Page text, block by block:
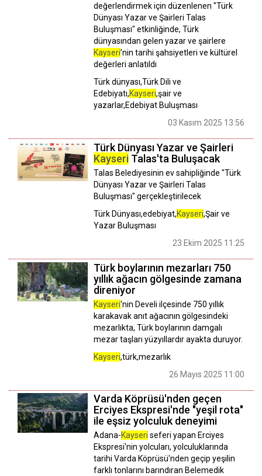
değerlendirmek için düzenlenen "Türk
Dünyası Yazar ve Şairleri Talas
Buluşması" etkinliğinde, Türk
dünyasından gelen yazar ve şairlere
Kayseri’nin tarihi şahsiyetleri ve kültürel
değerleri anlatıldı
Türk dünyası,Türk Dili ve
Edebiyatı,Kayseri,şair ve
yazarlar,Edebiyat Buluşması
03 Kasım 2025 13:56
Türk Dünyası Yazar ve Şairleri
Kayseri Talas'ta Buluşacak
Talas Belediyesinin ev sahipliğinde "Türk
Dünyası Yazar ve Şairleri Talas
Buluşması" gerçekleştirilecek
Türk Dünyası,edebiyat,Kayseri,Şair ve
Yazar Buluşması
23 Ekim 2025 11:25
Türk boylarının mezarları 750
yıllık ağacın gölgesinde zamana
direniyor
Kayseri'nin Develi ilçesinde 750 yıllık
karakavak anıt ağacının gölgesindeki
mezarlıkta, Türk boylarının damgalı
mezar taşları yüzyıllardır ayakta duruyor.
Kayseri,türk,mezarlık
26 Mayıs 2025 11:00
Varda Köprüsü'nden geçen
Erciyes Ekspresi'nde "yeşil rota"
ile eşsiz yolculuk deneyimi
Adana-Kayseri seferi yapan Erciyes
Ekspresi'nin yolcuları, yolculuklarında
tarihi Varda Köprüsü'nden geçip yeşilin
farklı tonlarını barındıran Belemedik